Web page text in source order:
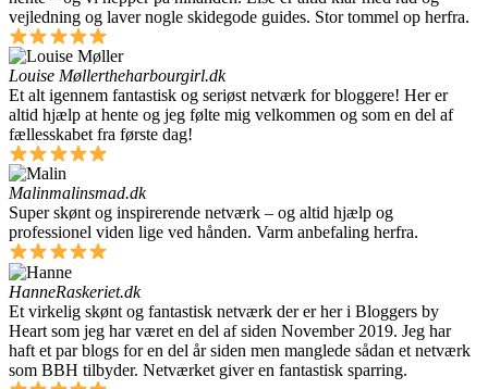
vejledning og laver nogle skidegode guides. Stor tommel op herfra.
Louise Møllertheharbourgirl.dk
Et alt igennem fantastisk og seriøst netværk for bloggere! Her er
altid hjælp at hente og jeg følte mig velkommen og som en del af
fællesskabet fra første dag!
Malinmalinsmad.dk
Super skønt og inspirerende netværk – og altid hjælp og
professionel viden lige ved hånden. Varm anbefaling herfra.
HanneRaskeriet.dk
Et virkelig skønt og fantastisk netværk der er her i Bloggers by
Heart som jeg har været en del af siden November 2019. Jeg har
haft et par blogs for en del år siden men manglede sådan et netværk
som BBH tilbyder. Netværket giver en fantastisk sparring.